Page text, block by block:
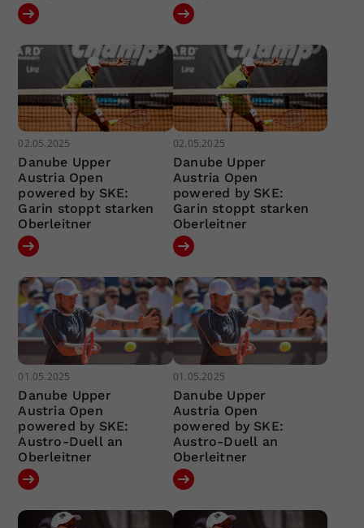
02.05.2025
Danube Upper
Austria Open
powered by SKE:
Garin stoppt starken
Oberleitner
02.05.2025
Danube Upper
Austria Open
powered by SKE:
Garin stoppt starken
Oberleitner
01.05.2025
Danube Upper
Austria Open
powered by SKE:
Austro-Duell an
Oberleitner
01.05.2025
Danube Upper
Austria Open
powered by SKE:
Austro-Duell an
Oberleitner